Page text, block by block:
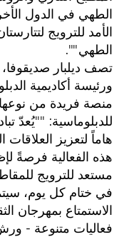
الطهي في الدول
الأمد للترويج
الطهي"".
تصف ديلبار
ورئيسة أكاديمية
منصة فريدة من
للدبلوماسية: ""يُعدّ
هاماً لتعزيز العلاقات
هذه الفعالية فرصةً
مستعد للترويج
في ختام كل يوم،
الاستمتاع بمهرجان
فعاليات متنوعة -